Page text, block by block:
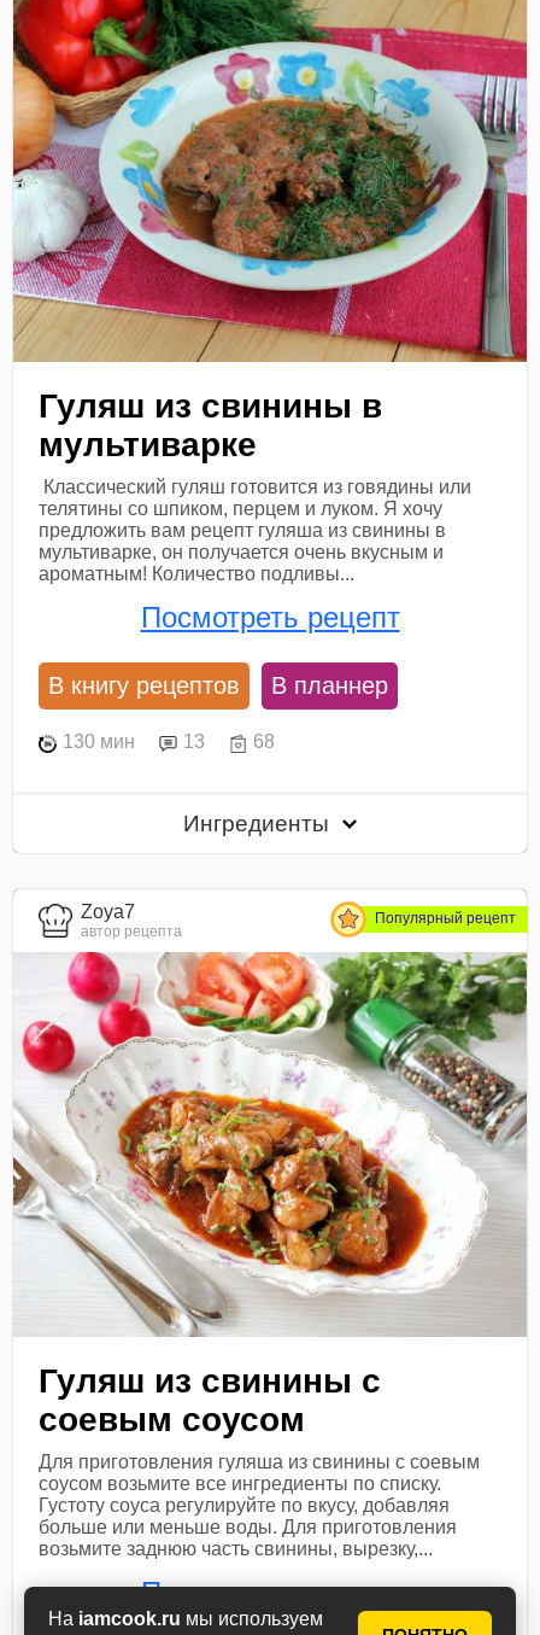
На iamcook.ru мы используем
Гуляш из свинины в
мультиварке
Классический гуляш готовится из говядины или
телятины со шпиком, перцем и луком. Я хочу
предложить вам рецепт гуляша из свинины в
мультиварке, он получается очень вкусным и
ароматным! Количество подливы...
Посмотреть рецепт
В книгу рецептов В планнер
130 мин 13 68
Ингредиенты
Zoya7
автор рецепта
Популярный рецепт
Гуляш из свинины с
соевым соусом
Для приготовления гуляша из свинины с соевым
соусом возьмите все ингредиенты по списку.
Густоту соуса регулируйте по вкусу, добавляя
больше или меньше воды. Для приготовления
возьмите заднюю часть свинины, вырезку,...
Посмотреть рецепт